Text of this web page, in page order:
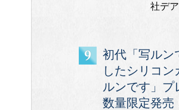
社デ
初代「写ルン
したシリコ
ルンです」プ
数量限定発売